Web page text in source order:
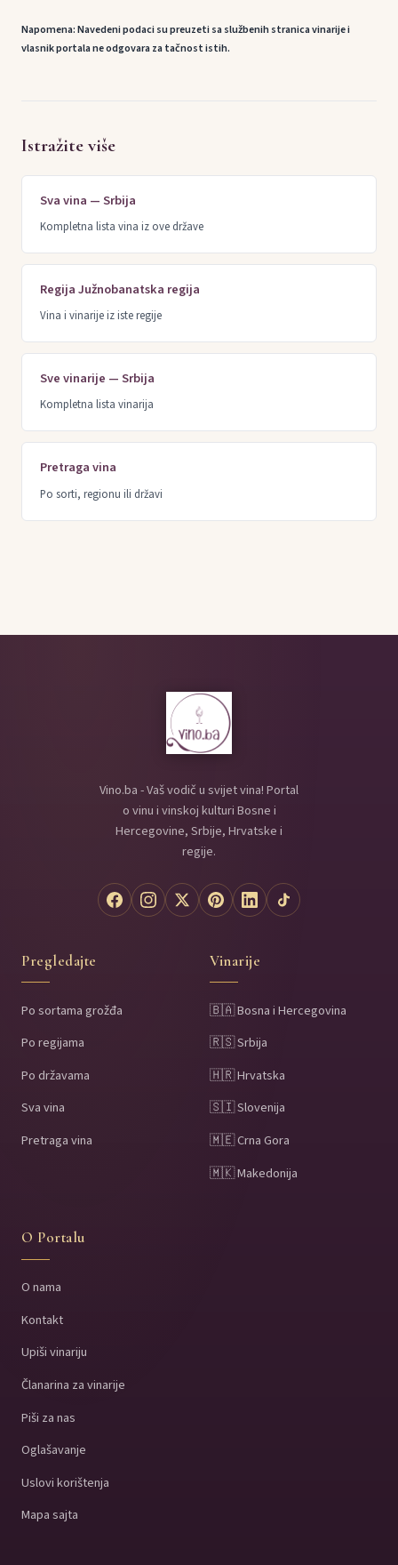
Napomena: Navedeni podaci su preuzeti sa službenih stranica vinarije i
vlasnik portala ne odgovara za tačnost istih.
Istražite više
Sva vina — Srbija
Kompletna lista vina iz ove države
Regija Južnobanatska regija
Vina i vinarije iz iste regije
Sve vinarije — Srbija
Kompletna lista vinarija
Pretraga vina
Po sorti, regionu ili državi
Vino.ba - Vaš vodič u svijet vina! Portal
o vinu i vinskoj kulturi Bosne i
Hercegovine, Srbije, Hrvatske i
regije.
Pregledajte
Po sortama grožđa
Po regijama
Po državama
Sva vina
Pretraga vina
Vinarije
🇧🇦 Bosna i Hercegovina
🇷🇸 Srbija
🇭🇷 Hrvatska
🇸🇮 Slovenija
🇲🇪 Crna Gora
🇲🇰 Makedonija
O Portalu
O nama
Kontakt
Upiši vinariju
Članarina za vinarije
Piši za nas
Oglašavanje
Uslovi korištenja
Mapa sajta